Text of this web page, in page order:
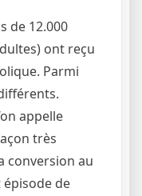
de 12.000
ont reçu
Parmi
appelle
très
conversion au
épisode de